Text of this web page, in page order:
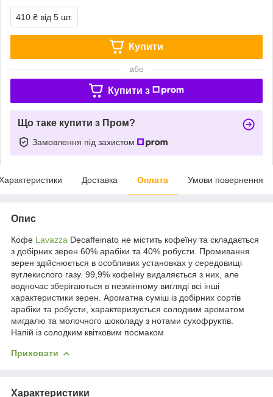
410 ₴ від 5 шт.
Купити
або
Купити з
Що таке купити з Пром?
Замовлення під захистом
Доставка Оплата Умови повернення
Опис
Кофе Lavazza Decaffeinato не містить кофеїну та складається
з добірних зерен 60% арабіки та 40% робусти. Промивання
зерен здійснюється в особливих установках у середовищі
вуглекислого газу. 99,9% кофеїну видаляється з них, але
водночас зберігаються в незмінному вигляді всі інші
характеристики зерен. Ароматна суміш із добірних сортів
арабіки та робусти, характеризується солодким ароматом
мигдалю та молочного шоколаду з нотами сухофруктів.
Напій із солодким квітковим посмаком
Приховати
Характеристики